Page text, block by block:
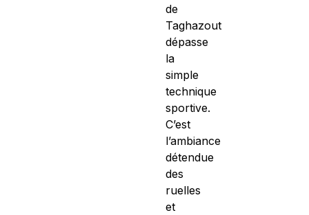
de
Taghazout
dépasse
la
simple
technique
sportive.
C’est
l’ambiance
détendue
des
ruelles
et